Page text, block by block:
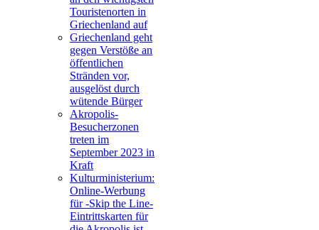
Touristenorten in
Griechenland auf
Griechenland geht
gegen Verstöße an
öffentlichen
Stränden vor,
ausgelöst durch
wütende Bürger
Akropolis-
Besucherzonen
treten im
September 2023 in
Kraft
Kulturministerium:
Online-Werbung
für -Skip the Line-
Eintrittskarten für